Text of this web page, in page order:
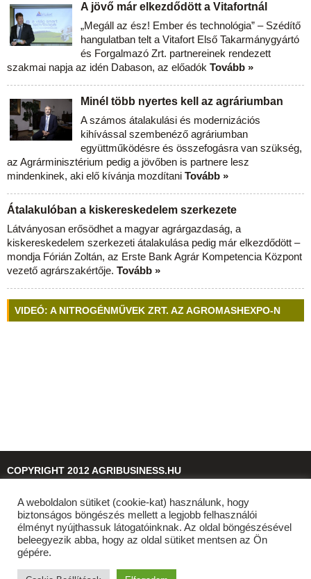
A jövő már elkezdődött a Vitafortnál
„Megáll az ész! Ember és technológia” – Szédítő
hangulatban telt a Vitafort Első Takarmánygyártó
és Forgalmazó Zrt. partnereinek rendezett
szakmai napja az idén Dabason, az előadók Tovább »
Minél több nyertes kell az agráriumban
A számos átalakulási és modernizációs
kihívással szembenéző agráriumban
együttműködésre és összefogásra van szükség,
az Agrárminisztérium pedig a jövőben is partnere lesz
mindenkinek, aki elő kívánja mozdítani Tovább »
Átalakulóban a kiskereskedelem szerkezete
Látványosan erősödhet a magyar agrárgazdaság, a
kiskereskedelem szerkezeti átalakulása pedig már elkezdődött –
mondja Fórián Zoltán, az Erste Bank Agrár Kompetencia Központ
vezető agrárszakértője. Tovább »
VIDEÓ: A NITROGÉNMŰVEK ZRT. AZ AGROMASHEXPO-N
COPYRIGHT 2012 AGRIBUSINESS.HU
© 2026agribusiness.hu
A weboldalon sütiket (cookie-kat) használunk, hogy
biztonságos böngészés mellett a legjobb felhasználói
élményt nyújthassuk látogatóinknak. Az oldal böngészésével
beleegyezik abba, hogy az oldal sütiket mentsen az Ön
gépére.